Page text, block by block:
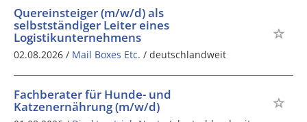
Quereinsteiger (m/w/d) als
selbstständiger Leiter eines
Logistikunternehmens
02.08.2026 / Mail Boxes Etc. / deutschlandweit
Fachberater für Hunde- und
Katzenernährung (m/w/d)